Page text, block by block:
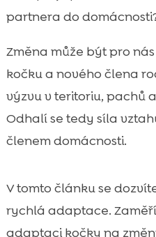
nového člena

Seznamování krok
kontakt bezpečně

Kočka a miminko:
měsících
Kočka a malé
budování vztahu
Řeč těla kočky: jak
strach i varování
partnera do
Změna může být pro
kočku a nového člena
výzvu v teritoriu, pachů
Odhalí se tedy síla
členem domácnosti.
V tomto článku se
rychlá adaptace.
adaptaci kočky na